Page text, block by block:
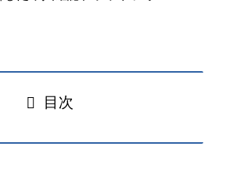
目次